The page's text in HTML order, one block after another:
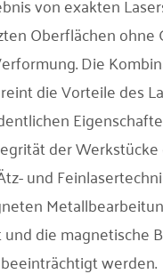
Oberflächen ohne
Die
die Vorteile des
der
und
die magnetische
werden.